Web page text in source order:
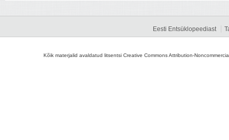
Eesti Entsüklopeediast
Kõik materjalid avaldatud litsentsi Creative Commons Attribution-